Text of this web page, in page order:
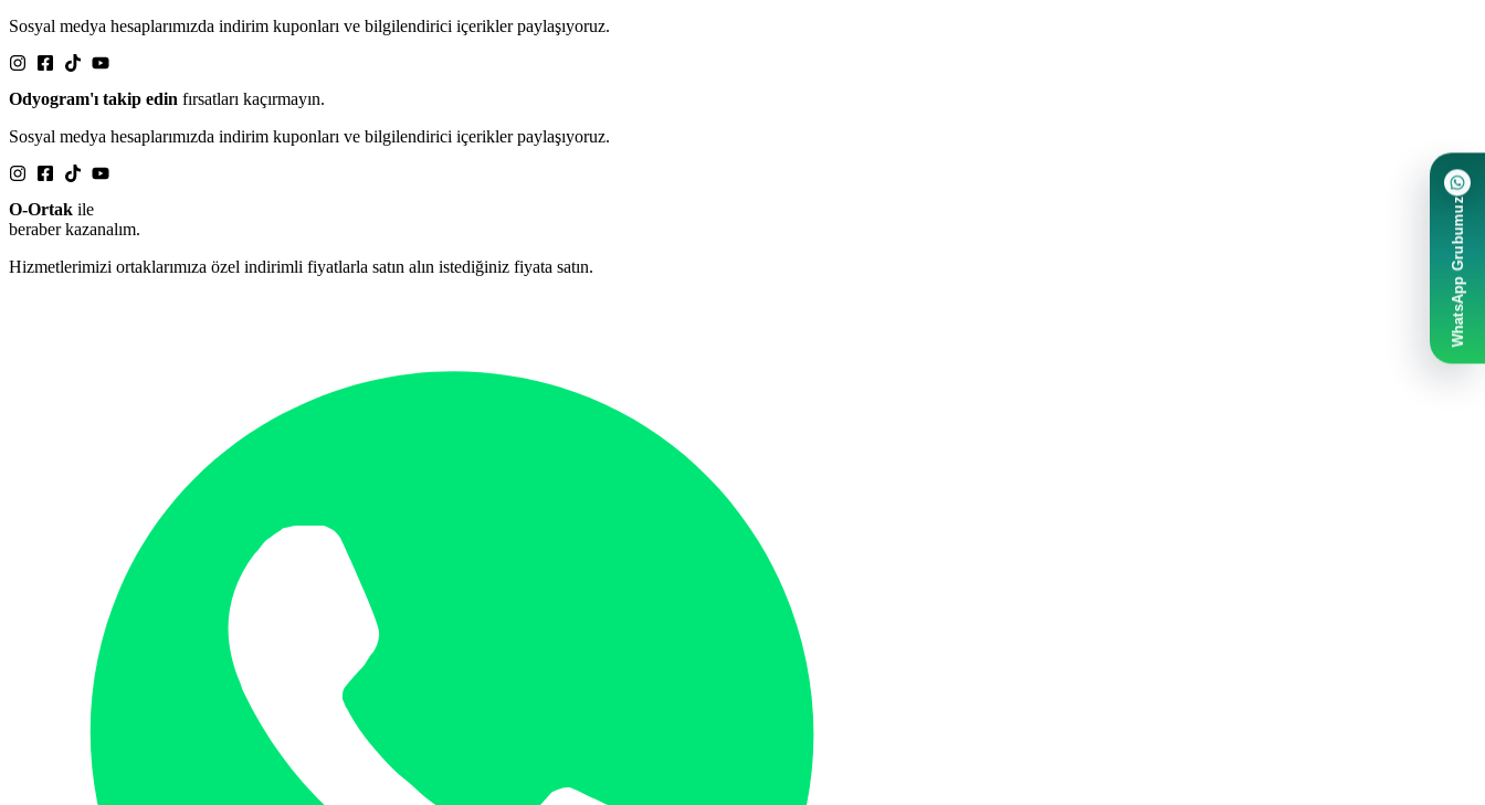
Sosyal medya hesaplarımızda indirim kuponları ve bilgilendirici içerikler paylaşıyoruz.
Odyogram'ı takip edin fırsatları kaçırmayın.
Sosyal medya hesaplarımızda indirim kuponları ve bilgilendirici içerikler paylaşıyoruz.
O-Ortak ile
beraber kazanalım.
Hizmetlerimizi ortaklarımıza özel indirimli fiyatlarla satın alın istediğiniz fiyata satın.
WhatsApp Grubumuz